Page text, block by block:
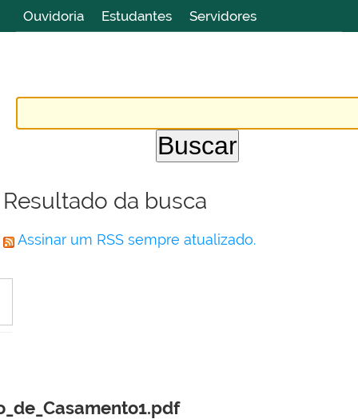
Ouvidoria
Estudantes Servidores
Resultado da busca
Assinar um RSS sempre atualizado.